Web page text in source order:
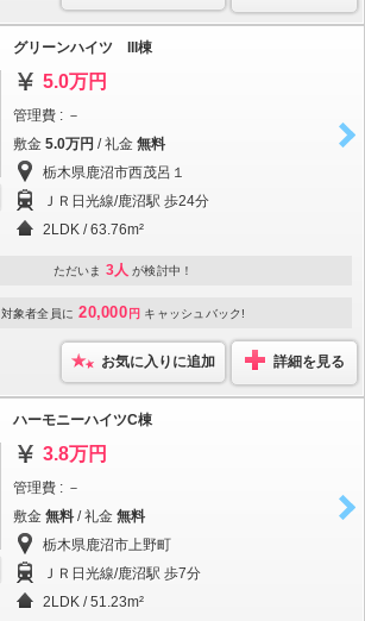
グリーンハイツ III棟
5.0万円
管理費 : －
敷金 5.0万円 / 礼金 無料
栃木県鹿沼市西茂呂１
ＪＲ日光線/鹿沼駅 歩24分
2LDK / 63.76m²
ただいま 3人 が検討中！
対象者全員に 20,000 円 キャッシュバック!
お気に入りに追加 詳細を見る
ハーモニーハイツC棟
3.8万円
管理費 : －
敷金 無料 / 礼金 無料
栃木県鹿沼市上野町
ＪＲ日光線/鹿沼駅 歩7分
2LDK / 51.23m²